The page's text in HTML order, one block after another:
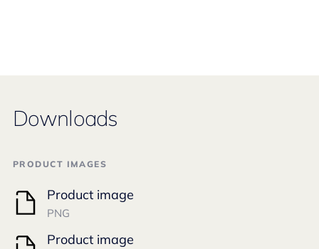
Downloads
PRODUCT IMAGES
Product image
PNG
Product image